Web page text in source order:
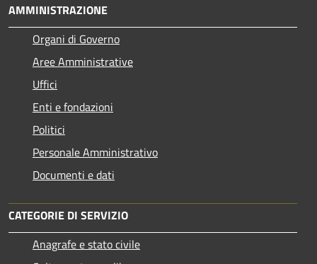
AMMINISTRAZIONE
Organi di Governo
Aree Amministrative
Uffici
Enti e fondazioni
Politici
Personale Amministrativo
Documenti e dati
CATEGORIE DI SERVIZIO
Anagrafe e stato civile